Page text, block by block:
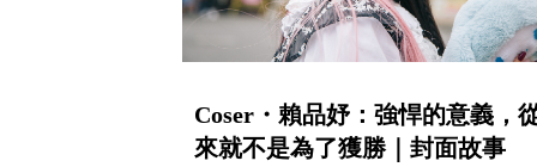
Coser・賴品妤：強悍的意義，
來就不是為了獲勝｜封面故事